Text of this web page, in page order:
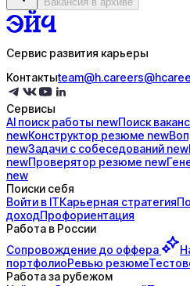
Сервис развития карьеры
Контактыteam@h.careers
Сервисы
AI поискработы newПоиск
newКонструктор резюме new
newЗадачи с собеседований new
newПроверятор резюме new
new
Поиски себя
Войти в ITКарьерная стратегия
доходПрофориентация
Работа в России
Сопровождение до оффера
портфолиоРевью резюме
Работа за рубежом